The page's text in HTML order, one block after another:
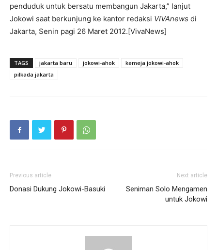
penduduk untuk bersatu membangun Jakarta,” lanjut
Jokowi saat berkunjung ke kantor redaksi VIVAnews di
Jakarta, Senin pagi 26 Maret 2012.[VivaNews]
TAGS jakarta baru jokowi-ahok
kemeja jokowi-ahok
pilkada jakarta
Previous article
Donasi Dukung Jokowi-Basuki
Next article
Seniman Solo Mengamen
untuk Jokowi